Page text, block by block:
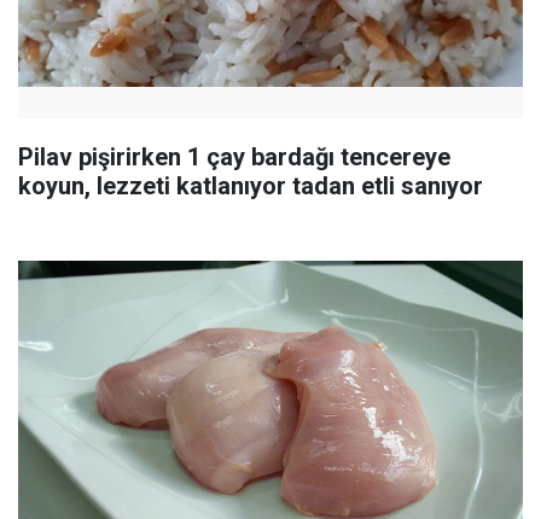
Pilav pişirirken 1 çay bardağı tencereye
koyun, lezzeti katlanıyor tadan etli sanıyor